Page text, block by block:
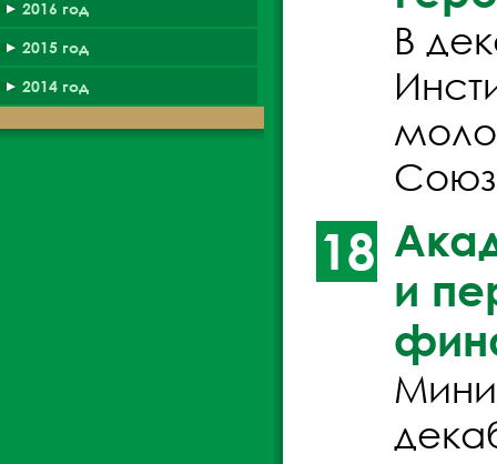
2016 год
2015 год
2014 год
В
18
и